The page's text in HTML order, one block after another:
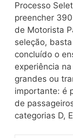
Processo
preencher
de Motorista
seleção,
concluído o
experiência
grandes ou
importante: é
de
categorias D,